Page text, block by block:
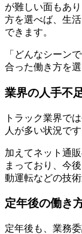
が難しい面もあ
方を選べば、生
できます。
「どんなシーン
合った働き方を選
業界の人手不
トラック業界で
人が多い状況です
加えてネット通
まっており、今
動運転などの技
定年後の働き
定年後も、業務